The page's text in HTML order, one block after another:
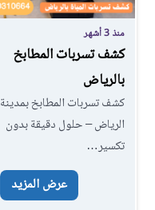
منذ 3 أشهر
كشف تسربات المطابخ
بالرياض
كشف تسربات المطابخ بمدينة
الرياض – حلول دقيقة بدون
تكسير…
عرض المزيد